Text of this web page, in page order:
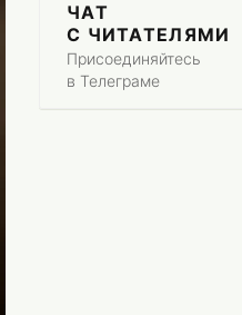
ЧАТ
С ЧИТАТЕЛЯМИ
Присоединяйтесь
в Телеграме